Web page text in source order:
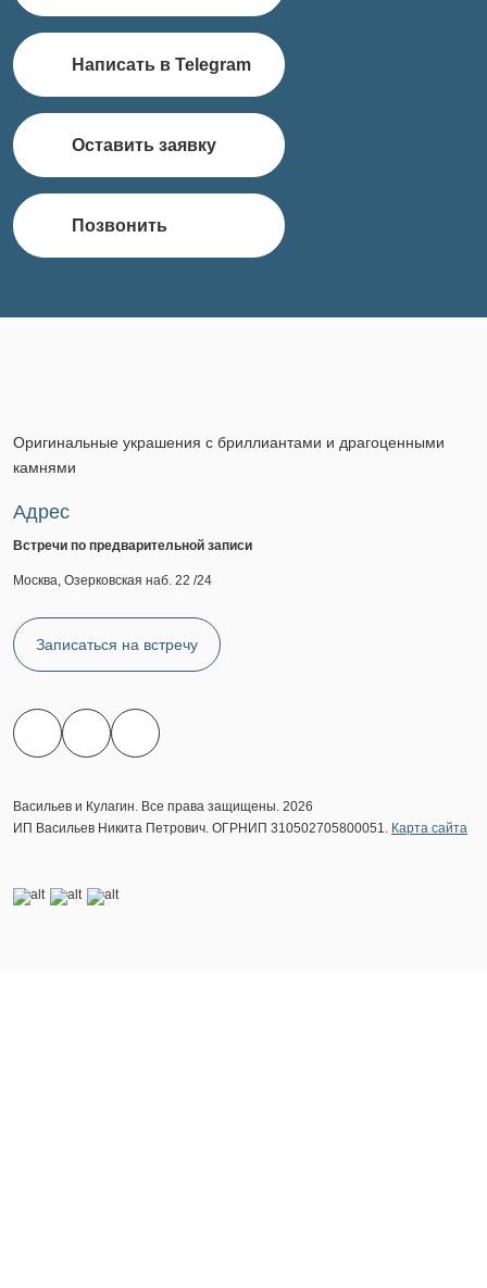
Написать в Telegram
Оставить заявку
Позвонить
Оригинальные украшения с бриллиантами и драгоценными
камнями
Адрес
Встречи по предварительной записи
Москва, Озерковская наб. 22 /24
Записаться на встречу
Васильев и Кулагин. Все права защищены. 2026
ИП Васильев Никита Петрович. ОГРНИП 310502705800051. Карта сайта